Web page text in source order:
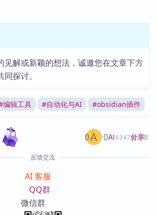
见解或新颖的想法，诚邀您在文章下方
探讨。
编辑工具 #自动化与AI #obsidian插件
AI4347篇文章
0 0 分享
反馈交流
AI 客服
QQ群
微信群